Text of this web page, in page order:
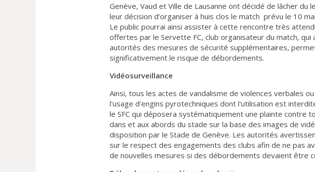
Genève, Vaud et Ville de Lausanne ont décidé de lâcher du
leur décision d’organiser à huis clos le match prévu le 10
Le public pourrai ainsi assister à cette rencontre très
offertes par le Servette FC, club organisateur du match, qui
autorités des mesures de sécurité supplémentaires,
significativement le risque de débordements.
Vidéosurveillance
Ainsi, tous les actes de vandalisme de violences verbales
l'usage d'engins pyrotechniques dont l'utilisation est
le SFC qui déposera systématiquement une plainte contre
dans et aux abords du stade sur la base des images de
disposition par le Stade de Genève. Les autorités
sur le respect des engagements des clubs afin de ne pas
de nouvelles mesures si des débordements devaient être